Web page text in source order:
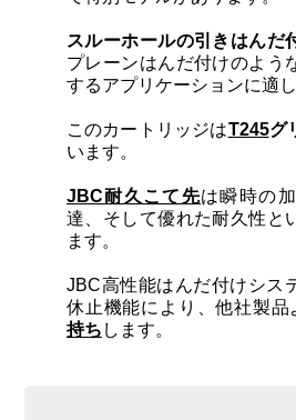
ショッピングカート
スルーホールの引きはんだ
プレーンはんだ付けのよう
するアプリケーションに適し
このカートリッジはT245グ
います。
JBC耐久こて先は瞬時の
達、そして優れた耐久性と
ます。
JBC高性能はんだ付けシス
休止機能により、他社製品
持ち します。